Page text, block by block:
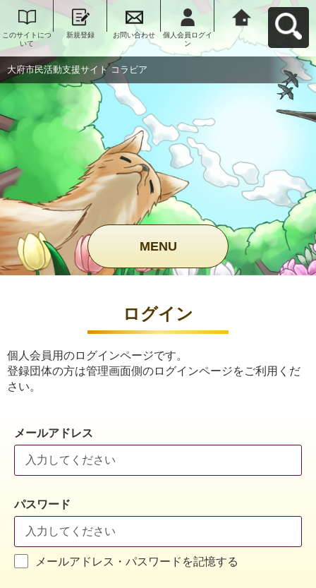
このサイトにつ
いて
新規登録 お問い合わせ
個人会員ログイ
ン
大府市民活動支
援サイト コラビ
アへ戻る
大府市民活動支援サイト コラビア
MENU
ログイン
個人会員用のログインページです。
登録団体の方は管理画面側のログインページをご利用くだ
さい。
メールアドレス
パスワード
メールアドレス・パスワードを記憶する